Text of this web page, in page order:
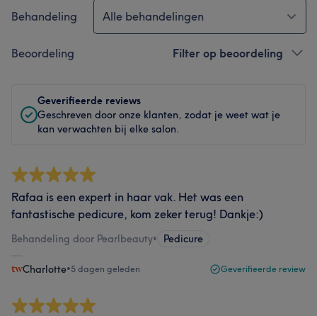
Behandeling Alle behandelingen
Beoordeling Filter op beoordeling
Geverifieerde reviews
Geschreven door onze klanten, zodat je weet wat je
kan verwachten bij elke salon.
Rafaa is een expert in haar vak. Het was een
fantastische pedicure, kom zeker terug! Dankje:)
Behandeling door Pearlbeauty• Pedicure
Charlotte•5 dagen geleden Geverifieerde review